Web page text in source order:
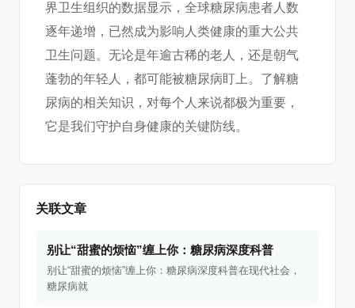
界卫生组织的数据显示，全球糖尿病患者人数
逐年递增，已然成为影响人类健康的重大公共
卫生问题。无论是年逾古稀的老人，还是朝气
蓬勃的年轻人，都可能被糖尿病盯上。了解糖
尿病的相关知识，对每个人来说都极为重要，
它是我们守护自身健康的关键防线。
关联文章
别让“甜蜜的烦恼”缠上你：糖尿病深度科普
别让“甜蜜的烦恼”缠上你：糖尿病深度科普在现代社会，
糖尿病就